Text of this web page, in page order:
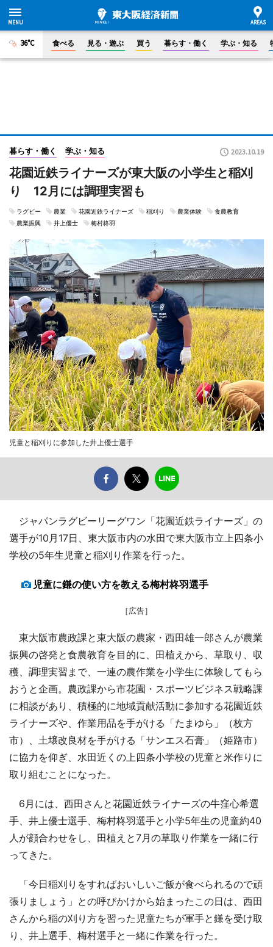
36°C 食べる 見る・遊ぶ 買う 暮らす・働く 学ぶ・知る
暮らす・働く 学ぶ・知る 2023.10.19
花園近鉄ライナーズが東大阪の小学生と稲刈
り 12月には調理実習も
ラグビー 農業 花園近鉄ライナーズ 稲刈り 農業体験
食農教育
農業振興
井上優士 梅村柊羽
児童と稲刈りに参加した井上優士選手
ジャパンラグビーリーグワン「花園近鉄ライナーズ」の
選手が10月17日、東大阪市内の水田で東大阪市立上四条小
学校の5年生児童と稲刈り作業を行った。
児童に鎌の使い方を教える梅村柊羽選手
［広告］
東大阪市農政課と東大阪の農家・西田雄一郎さんが農業
振興の啓発と食農教育を目的に、田植えから、草取り、収
穫、調理実習まで、一連の農作業を小学生に体験してもら
おうと企画。農政課から市花園・スポーツビジネス戦略課
に相談があり、積極的に地域貢献活動に参加する花園近鉄
ライナーズや、作業用品を手がける「たまゆら」（枚方
市）、土壌改良材を手がける「サンエス石膏」（姫路市）
に協力を仰ぎ、水田近くの上四条小学校の児童と米作りに
取り組むことになった。
6月には、西田さんと花園近鉄ライナーズの牛窪心希選
手、井上優士選手、梅村柊羽選手と小学5年生の児童約40
人が顔合わせをし、田植えと7月の草取り作業を一緒に行
ってきた。
「今日稲刈りをすればおいしいご飯が食べられるので頑
張りましょう」との呼びかけから始まったこの日は、西田
さんから稲の刈り方を習った児童たちが軍手と鎌を受け取
り、井上選手、梅村選手と一緒に作業を行った。